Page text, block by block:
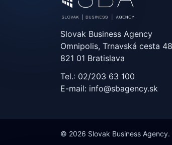
Slovak Business Agency
Omnipolis, Trnavská cesta
821 01 Bratislava
Tel.: 02/203 63 100
E-mail: info@sbagency.sk
© 2026 Slovak Business